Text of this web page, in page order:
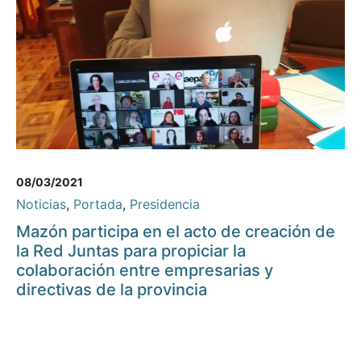
08/03/2021
Noticias, Portada, Presidencia
Mazón participa en el acto de creación de
la Red Juntas para propiciar la
colaboración entre empresarias y
directivas de la provincia